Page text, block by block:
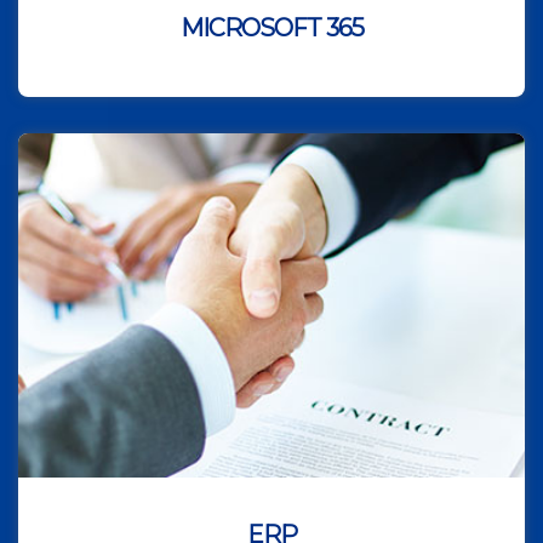
MICROSOFT 365
ERP